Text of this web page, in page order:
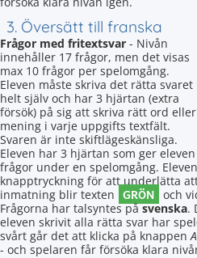
3. Översätt till franska
Frågor med fritextsvar - Nivån
innehåller 17 frågor, men det visas
max 10 frågor per spelomgång.
Eleven måste skriva det rätta svaret
helt själv och har 3 hjärtan (extra
försök) på sig att skriva rätt ord eller
mening i varje uppgifts textfält.
Svaren är inte skiftlägeskänsliga.
Eleven har 3 hjärtan som ger
frågor under en spelomgång.
knapptryckning för att underlätta
inmatning blir texten GRÖN och
Frågorna har talsyntes påsvenska.
eleven skrivit alla rätta svar har
svårt går det att klicka på knappen
- och spelaren får försöka klara